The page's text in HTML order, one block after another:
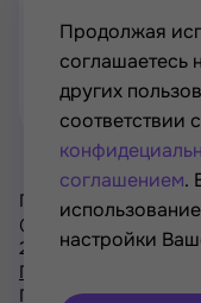
Контакты
Проект
© РОСКУЛЬТПРОЕКТ,
2026
Политика
Пользовательское
Продолжая
соглашаетесь
других
соответствии с
соглашением.
настройки